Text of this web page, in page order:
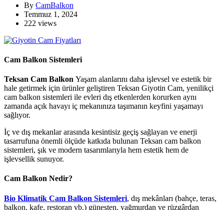
By CamBalkon
Temmuz 1, 2024
222 views
Cam Balkon Sistemleri
Teksan Cam Balkon Yaşam alanlarını daha işlevsel ve estetik bir
hale getirmek için ürünler geliştiren Teksan Giyotin Cam, yenilikçi
cam balkon sistemleri ile evleri dış etkenlerden korurken aynı
zamanda açık havayı iç mekanınıza taşımanın keyfini yaşamayı
sağlıyor.
İç ve dış mekanlar arasında kesintisiz geçiş sağlayan ve enerji
tasarrufuna önemli ölçüde katkıda bulunan Teksan cam balkon
sistemleri, şık ve modern tasarımlarıyla hem estetik hem de
işlevsellik sunuyor.
Cam Balkon Nedir?
Bio Klimatik Cam Balkon Sistemleri, dış mekânları (bahçe, teras,
balkon, kafe, restoran vb.) güneşten, yağmurdan ve rüzgârdan